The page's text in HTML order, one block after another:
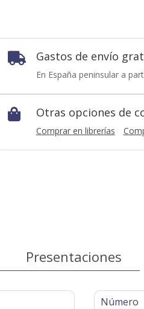
 Gastos de envío
En España peninsular a
 Otras opciones de
Comprar en librerías
Presentaciones
Número